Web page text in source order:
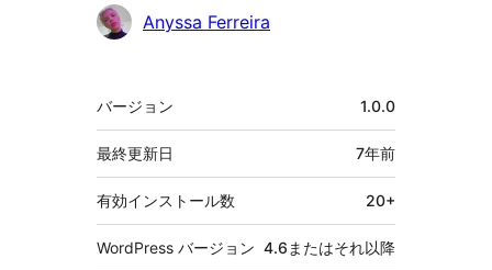
Anyssa Ferreira
メ
タ
バージョン 1.0.0
最終更新日 7年前
有効インストール数 20+
WordPress バージョン 4.6またはそれ以降